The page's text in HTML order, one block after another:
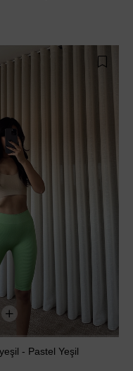
- Pastel Yeşil